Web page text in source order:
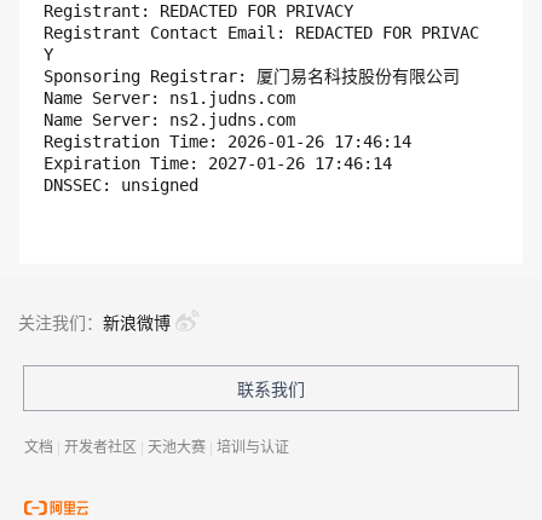
Registrant: REDACTED FOR PRIVACY
Registrant Contact Email: REDACTED FOR PRIVAC
Y
Sponsoring Registrar: 厦门易名科技股份有限公司
Name Server: ns1.judns.com
Name Server: ns2.judns.com
Registration Time: 2026-01-26 17:46:14
Expiration Time: 2027-01-26 17:46:14
关注我们： 新浪微博
联系我们
文档 | 开发者社区 | 天池大赛 | 培训与认证